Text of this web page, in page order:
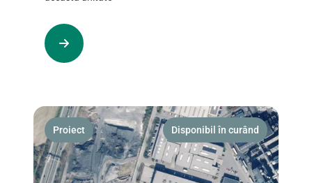
Proiect Disponibil în curând